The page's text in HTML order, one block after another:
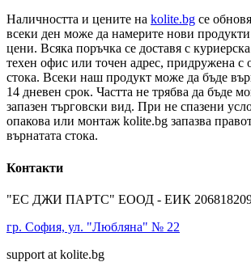
Наличността и цените на kolite.bg се
всеки ден може да намерите нови
цени. Всяка поръчка се доставя с
техен офис или точен адрес, придружена с
стока. Всеки наш продукт може да бъде
14 дневен срок. Частта не трябва да бъде
запазен търговски вид. При не спазени
опакова или монтаж kolite.bg запазва
върнатата стока.
Контакти
"ЕС ДЖИ ПАРТС" ЕООД - ЕИК
гр. София, ул. "Любляна" № 22
support at kolite.bg